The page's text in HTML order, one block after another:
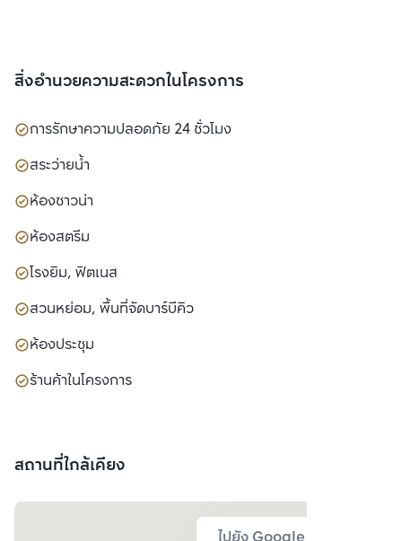
สิ่งอำนวยความสะดวกในโครงการ
การรักษาความปลอดภัย 24 ชั่วโมง
สระว่ายน้ำ
ห้องซาวน่า
ห้องสตรีม
โรงยิม, ฟิตเนส
สวนหย่อม, พื้นที่จัดบาร์บีคิว
ห้องประชุม
ร้านค้าในโครงการ
สถานที่ใกล้เคียง